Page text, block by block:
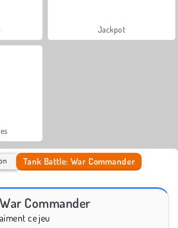
Jackpot
Tank Battle: War Commander
Commander
ce jeu